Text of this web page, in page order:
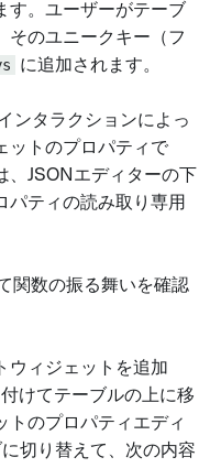
す。ユーザーがテーブ
そのユニークキー（フ
に追加されます。
ンタラクションによっ
ットのプロパティで
、JSONエディターの下
パティの読み取り専用
関数の振る舞いを確認
ウィジェットを追加
けてテーブルの上に移
トのプロパティエディ
に切り替えて、次の内容